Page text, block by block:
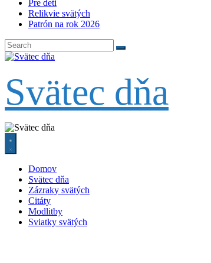
Pre deti
Relikvie svätých
Patrón na rok 2026
Svätec dňa
Domov
Svätec dňa
Zázraky svätých
Citáty
Modlitby
Sviatky svätých